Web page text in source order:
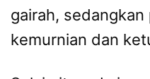
gairah,
kemurnian dan